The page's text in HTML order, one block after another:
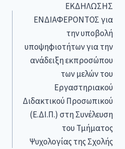
ΕΚΔΗΛΩΣΗΣ
ΕΝΔΙΑΦΕΡΟΝΤΟΣ για
την υποβολή
υποψηφιοτήτων για την
ανάδειξη εκπροσώπου
των μελών του
Εργαστηριακού
Διδακτικού Προσωπικού
(Ε.ΔΙ.Π.) στη Συνέλευση
του Τμήματος
Ψυχολογίας της Σχολής